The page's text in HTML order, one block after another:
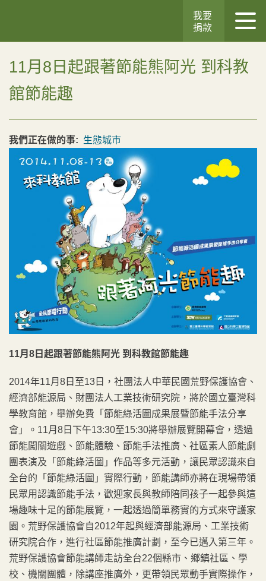
我要
捐款
11月8日起跟著節能熊阿光 到科教
館節能趣
我們正在做的事: 生態城市
11月8日起跟著節能熊阿光 到科教館節能趣
2014年11月8日至13日，社團法人中華民國荒野保護協會、
經濟部能源局、財團法人工業技術研究院，將於國立臺灣科
學教育館，舉辦免費「節能綠活圖成果展暨節能手法分享
會」。11月8日下午13:30至15:30將舉辦展覽開幕會，透過
節能闖關遊戲、節能體驗、節能手法推廣、社區素人節能劇
團表演及「節能綠活圖」作品等多元活動，讓民眾認識來自
全台的「節能綠活圖」實際行動，節能講師亦將在現場帶領
民眾用認識節能手法，歡迎家長與教師陪同孩子一起參與這
場趣味十足的節能展覽，一起透過簡單務實的方式來守護家
園。荒野保護協會自2012年起與經濟部能源局、工業技術
研究院合作，進行社區節能推廣計劃，至今已邁入第三年。
荒野保護協會節能講師走訪全台22個縣市、鄉鎮社區、學
校、機關團體，除講座推廣外，更帶領民眾動手實際操作，